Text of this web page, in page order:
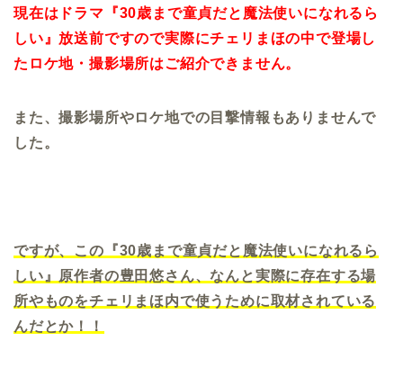
現在はドラマ『30歳まで童貞だと魔法使いになれるら
しい』放送前ですので実際にチェリまほの中で登場し
たロケ地・撮影場所はご紹介できません。
また、撮影場所やロケ地での目撃情報もありませんで
した。
ですが、この『30歳まで童貞だと魔法使いになれるら
しい』原作者の豊田悠さん、なんと実際に存在する場
所やものをチェリまほ内で使うために取材されている
んだとか！！